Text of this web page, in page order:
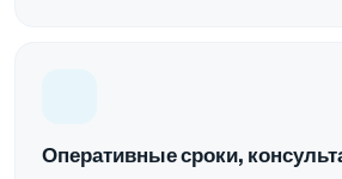
Оперативные сроки,